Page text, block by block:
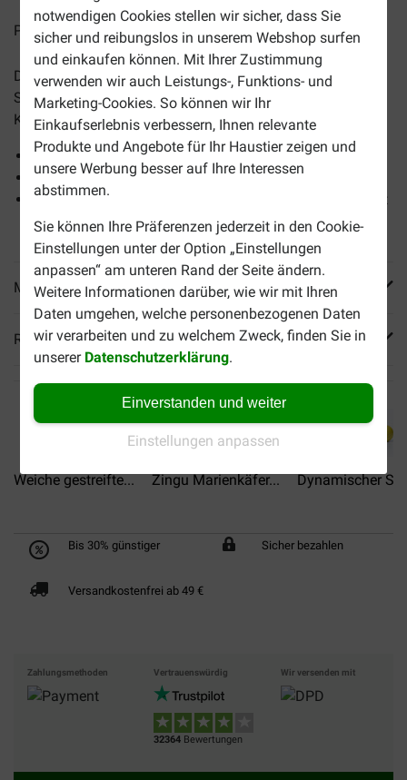
notwendigen Cookies stellen wir sicher, dass Sie
sicher und reibungslos in unserem Webshop surfen
und einkaufen können. Mit Ihrer Zustimmung
verwenden wir auch Leistungs-, Funktions- und
Marketing-Cookies. So können wir Ihr
Einkaufserlebnis verbessern, Ihnen relevante
Produkte und Angebote für Ihr Haustier zeigen und
unsere Werbung besser auf Ihre Interessen
abstimmen.
Sie können Ihre Präferenzen jederzeit in den Cookie-
Einstellungen unter der Option „Einstellungen
anpassen“ am unteren Rand der Seite ändern.
Weitere Informationen darüber, wie wir mit Ihren
Daten umgehen, welche personenbezogenen Daten
wir verarbeiten und zu welchem Zweck, finden Sie in
unserer Datenschutzerklärung.
Einverstanden und weiter
Einstellungen anpassen
Preise inkl. MwSt zzgl.Versandkosten
DasSpiellaser Cat Flash ist ein sehr unterhaltsames
Spielzeug und eignet sich sowohl für Hunde als auch für
Katzen.
Für endlosen Spielspaß
Geeignet für Hund und Katze
Kann auch an Hosenbund oder Schlüsselbund befestigt
werden
Mehr Produktinfos
Reviews
Weiche gestreifte... Zingu Marienkäfer... Dynamischer
Bis 30% günstiger Sicher bezahlen
Versandkostenfrei ab 49 €
Zahlungsmethoden Vertrauenswürdig
32364 Bewertungen
Wir versenden mit